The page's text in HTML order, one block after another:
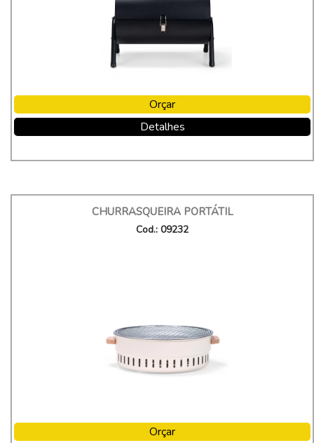
Orçar
Detalhes
CHURRASQUEIRA PORTÁTIL
Cod.: 09232
Orçar